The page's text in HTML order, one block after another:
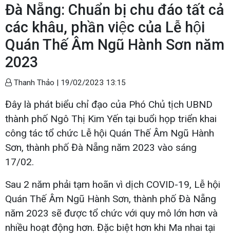
Đà Nẵng: Chuẩn bị chu đáo tất cả
các khâu, phần việc của Lễ hội
Quán Thế Âm Ngũ Hành Sơn năm
2023
Thanh Thảo | 19/02/2023 13:15
Đây là phát biểu chỉ đạo của Phó Chủ tịch UBND
thành phố Ngô Thị Kim Yến tại buổi họp triển khai
công tác tổ chức Lễ hội Quán Thế Âm Ngũ Hành
Sơn, thành phố Đà Nẵng năm 2023 vào sáng
17/02.
Sau 2 năm phải tạm hoãn vì dịch COVID-19, Lễ hội
Quán Thế Âm Ngũ Hành Sơn, thành phố Đà Nẵng
năm 2023 sẽ được tổ chức với quy mô lớn hơn và
nhiều hoạt động hơn. Đặc biệt hơn khi Ma nhai tại